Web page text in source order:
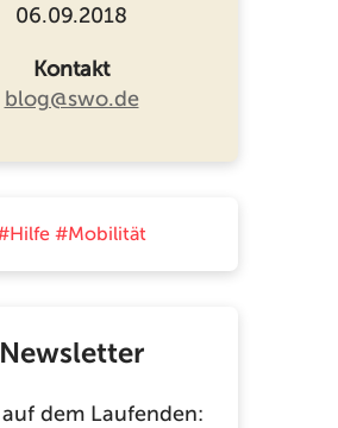
06.09.2018
Kontakt
blog@swo.de
#Mobilität
Newsletter
dem Laufenden: